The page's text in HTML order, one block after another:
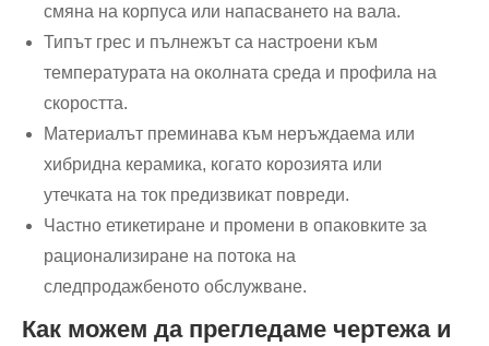
смяна на корпуса или напасването на вала.
Типът грес и пълнежът са настроени към
температурата на околната среда и профила на
скоростта.
Материалът преминава към неръждаема или
хибридна керамика, когато корозията или
утечката на ток предизвикат повреди.
Частно етикетиране и промени в опаковките за
рационализиране на потока на
следпродажбеното обслужване.
Как можем да прегледаме чертежа и